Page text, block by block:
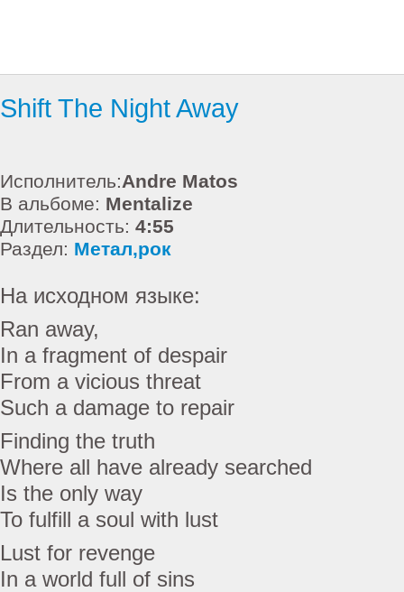
Shift The Night Away
Исполнитель:Andre Matos
В альбоме: Mentalize
Длительность: 4:55
Раздел: Метал,рок
На исходном языке:
Ran away,
In a fragment of despair
From a vicious threat
Such a damage to repair
Finding the truth
Where all have already searched
Is the only way
To fulfill a soul with lust
Lust for revenge
In a world full of sins